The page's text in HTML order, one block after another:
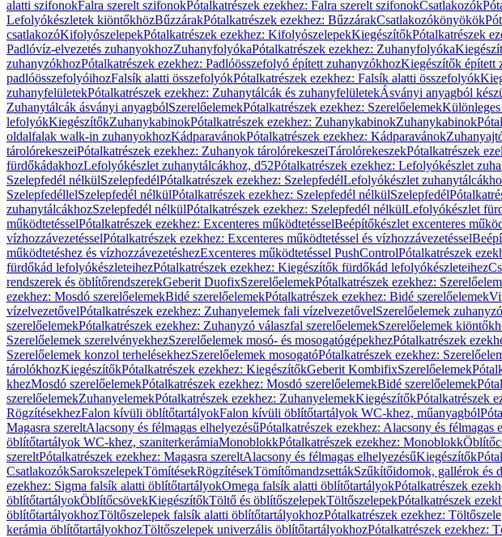
alatti szifonokFalra szerelt szifonokPótalkatrészek ezekhez: Falra szerelt szifonokCsatlakozók
Lefolyókészletek kiöntőkhözBűzzárakPótalkatrészek ezekhez: BűzzárakCsatlakozókönyökök
csatlakozóKifolyószelepekPótalkatrészek ezekhez: KifolyószelepekKiegészítőkPótalkatrészek
Padlóvíz-elvezetés zuhanyokhozZuhanyfolyókaPótalkatrészek ezekhez: Zuhanyfolyóka
zuhanyzókhozPótalkatrészek ezekhez: Padlóösszefolyó épített zuhanyzókhozKiegészítők épített
padlóösszefolyóihozFalsík alatti összefolyókPótalkatrészek ezekhez: Falsík alatti összefolyók
zuhanyfelületekPótalkatrészek ezekhez: Zuhanytálcák és zuhanyfelületekÁsványi anyagból
Zuhanytálcák ásványi anyagbólSzerelőelemekPótalkatrészek ezekhez: Szerelőelemek
lefolyókKiegészítőkZuhanykabinokPótalkatrészek ezekhez: ZuhanykabinokZuhanykabinok
oldalfalak walk-in zuhanyokhozKádparavánokPótalkatrészek ezekhez: Kádparavánok
tárolórekeszeiPótalkatrészek ezekhez: Zuhanyok tárolórekeszeiTárolórekeszekPótalkatrészek
fürdőkádakhozLefolyókészlet zuhanytálcákhoz, d52Pótalkatrészek ezekhez: Lefolyókészlet
Szelepfedél nélkülSzelepfedélPótalkatrészek ezekhez: SzelepfedélLefolyókészlet
SzelepfedéllelSzelepfedél nélkülPótalkatrészek ezekhez: Szelepfedél nélkülSzelepfedél
zuhanytálcákhozSzelepfedél nélkülPótalkatrészek ezekhez: Szelepfedél nélkülLefolyókészlet
működtetésselPótalkatrészek ezekhez: Excenteres működtetésselBeépítőkészlet excenteres
vízhozzávezetésselPótalkatrészek ezekhez: Excenteres működtetéssel és vízhozzávezetéssel
működtetéshez és vízhozzávezetéshezExcenteres működtetéssel PushControlPótalkatrészek
fürdőkád lefolyókészleteihezPótalkatrészek ezekhez: Kiegészítők fürdőkád lefolyókészleteihez
rendszerek és öblítőrendszerekGeberit DuofixSzerelőelemekPótalkatrészek ezekhez:
ezekhez: Mosdó szerelőelemekBidé szerelőelemekPótalkatrészek ezekhez: Bidé szerelőelemek
vízelvezetővelPótalkatrészek ezekhez: Zuhanyelemek fali vízelvezetővelSzerelőelemek
szerelőelemekPótalkatrészek ezekhez: Zuhanyzó válaszfal szerelőelemekSzerelőelemek
Szerelőelemek szerelvényekhezSzerelőelemek mosó- és mosogatógépekhezPótalkatrészek
Szerelőelemek konzol terhelésekhezSzerelőelemek mosogatóPótalkatrészek ezekhez:
tárolókhozKiegészítőkPótalkatrészek ezekhez: KiegészítőkGeberit KombifixSzerelőelemek
khezMosdó szerelőelemekPótalkatrészek ezekhez: Mosdó szerelőelemekBidé szerelőelemek
szerelőelemekZuhanyelemekPótalkatrészek ezekhez: ZuhanyelemekKiegészítőkPótalkatrészek
RögzítésekhezFalon kívüli öblítőtartályokFalon kívüli öblítőtartályok WC-khez, műanyagból
Magasra szereltAlacsony és félmagas elhelyezésűPótalkatrészek ezekhez: Alacsony és félmagas
öblítőtartályok WC-khez, szaniterkerámiaMonoblokkPótalkatrészek ezekhez: Monoblokk
szereltPótalkatrészek ezekhez: Magasra szereltAlacsony és félmagas elhelyezésűKiegészítők
CsatlakozókSarokszelepekTömítésekRögzítésekTömítőmandzsettákSzűkítőidomok, gallérok és
ezekhez: Sigma falsík alatti öblítőtartályokOmega falsík alatti öblítőtartályokPótalkatrészek
öblítőtartályokÖblítőcsövekKiegészítőkTöltő és öblítőszelepekTöltőszelepekPótalkatrészek
öblítőtartályokhozTöltőszelepek falsík alatti öblítőtartályokhozPótalkatrészek ezekhez:
kerámia öblítőtartályokhozTöltőszelepek univerzális öblítőtartályokhozPótalkatrészek ezekhez: